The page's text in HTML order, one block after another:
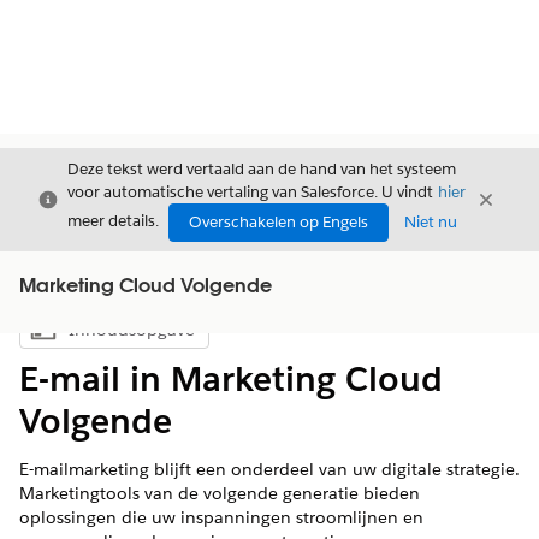
Sluiten
Deze tekst werd vertaald aan de hand van het systeem
voor automatische vertaling van Salesforce. U vindt hier
meer details.
Overschakelen op Engels Niet nu
Sluiten
Marketing Cloud Volgende
Inhoudsopgave weergeven
Inhoudsopgave
E-mail in Marketing Cloud
Volgende
E-mailmarketing blijft een onderdeel van uw digitale strategie.
Marketingtools van de volgende generatie bieden
oplossingen die uw inspanningen stroomlijnen en